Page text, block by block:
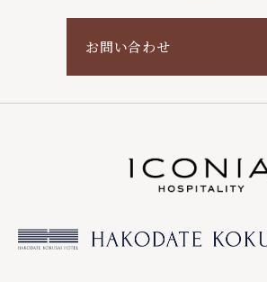
お問い合わせ